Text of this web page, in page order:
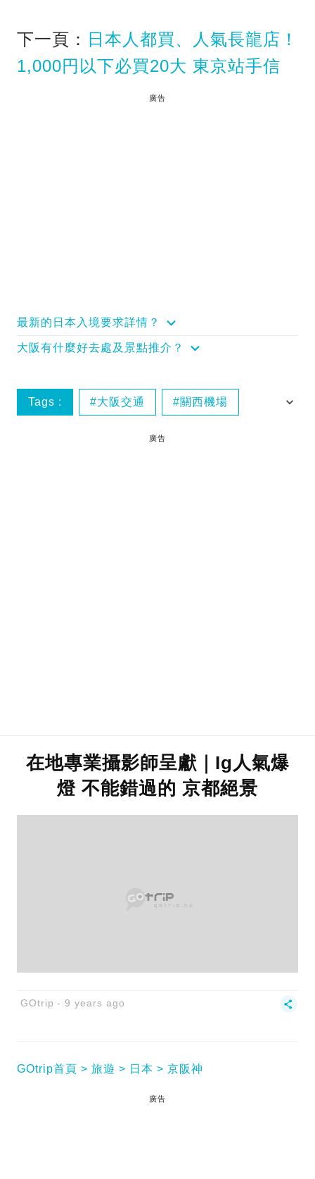
下一頁： 日本人都買、人氣長龍店！
1,000円以下必買20大 東京站手信
廣告
最新的日本入境要求詳情？
大阪有什麼好去處及景點推介？
Tags : 大阪交通 關西機場
名古屋
廣告
在地專業攝影師呈獻｜Ig人氣爆
燈 不能錯過的 京都絕景
GOtrip 9 years ago
GOtrip首頁 旅遊 日本 京阪神
廣告